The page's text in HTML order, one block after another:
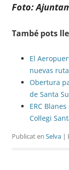
Foto:
També pots
El
nuevas
Obertura
de Santa
ERC
Col·legi
Publicat en Selva |